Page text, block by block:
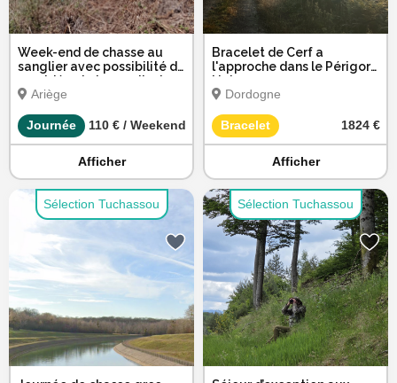
Week-end de chasse au
sanglier avec possibilité de
cervidés et chevreuils dans
l’Ariège
Ariège
Journée 110 € / Weekend
Afficher
Bracelet de Cerf a
l'approche dans le Périgord
Noir
Dordogne
Bracelet 1824 €
Afficher
Sélection Tuchassou Sélection Tuchassou